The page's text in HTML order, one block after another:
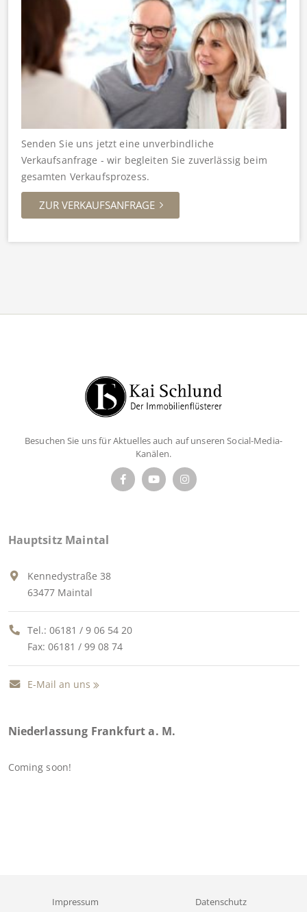
Senden Sie uns jetzt eine unverbindliche
Verkaufsanfrage - wir begleiten Sie zuverlässig beim
gesamten Verkaufsprozess.
ZUR VERKAUFSANFRAGE
Besuchen Sie uns für Aktuelles auch auf unseren Social-Media-
Kanälen.
Hauptsitz Maintal
Kennedystraße 38
63477 Maintal
Tel.: 06181 / 9 06 54 20
Fax: 06181 / 99 08 74
E-Mail an uns
Niederlassung Frankfurt a. M.
Coming soon!
Impressum Datenschutz